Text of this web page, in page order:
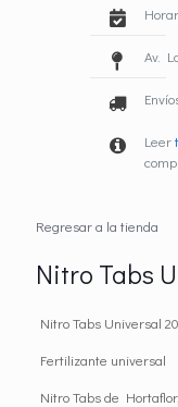
Av.
Leer
Regresar a la tienda
Nitro Tabs
Nitro Tabs Universal
Fertilizante universal
Nitro Tabs de